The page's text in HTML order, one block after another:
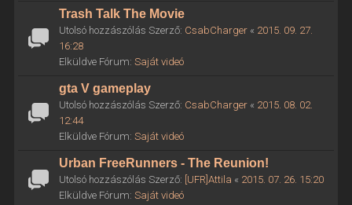
Trash Talk The Movie
Utolsó hozzászólás Szerző: CsabCharger« 2015. 09. 27.
16:28
Elküldve Fórum: Saját videó
gta V gameplay
Utolsó hozzászólás Szerző: CsabCharger« 2015. 08. 02.
12:44
Elküldve Fórum: Saját videó
Urban FreeRunners - The Reunion!
Utolsó hozzászólás Szerző: [UFR]Attila « 2015. 07. 26. 15:20
Elküldve Fórum: Saját videó